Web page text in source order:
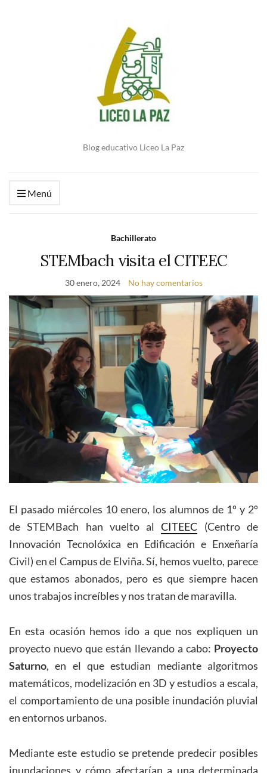
Blog educativo Liceo La Paz
Menú
Bachillerato
STEMbach visita el CITEEC
30 enero, 2024 No hay comentarios
El pasado miércoles 10 enero, los alumnos de 1º y 2º
de STEMBach han vuelto alCITEEC (Centro de
Innovación Tecnolóxica en Edificación e Enxeñaría
Civil) en el Campus de Elviña. Sí, hemos vuelto, parece
que estamos abonados, pero es que siempre hacen
unos trabajos increíbles y nos tratan de maravilla.
En esta ocasión hemos ido a que nos expliquen un
proyecto nuevo que están llevando a cabo: Proyecto
Saturno, en el que estudian mediante algoritmos
matemáticos, modelización en 3D y estudios a escala,
el comportamiento de una posible inundación pluvial
en entornos urbanos.
Mediante este estudio se pretende predecir posibles
inundaciones y cómo afectarían a una determinada